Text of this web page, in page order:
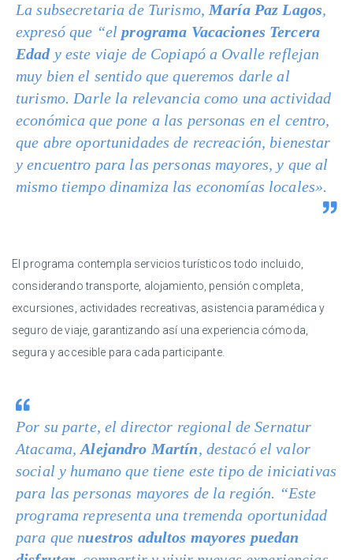
La subsecretaria de Turismo, María Paz Lagos,
expresó que “el programa Vacaciones Tercera
Edady este viaje de Copiapó a Ovalle reflejan
muy bien el sentido que queremos darle al
turismo. Darle la relevancia como una actividad
económica que pone a las personas en el centro,
que abre oportunidades de recreación, bienestar
y encuentro para las personas mayores, y que al
mismo tiempo dinamiza las economías locales».
El programa contempla servicios turísticos todo incluido,
considerando transporte, alojamiento, pensión completa,
excursiones, actividades recreativas, asistencia paramédica y
seguro de viaje, garantizando así una experiencia cómoda,
segura y accesible para cada participante.
Por su parte, el director regional de Sernatur
Atacama,Alejandro Martín, destacó el valor
social y humano que tiene este tipo de iniciativas
para las personas mayores de la región. “Este
programa representa una tremenda oportunidad
para que nuestros adultos mayores puedan